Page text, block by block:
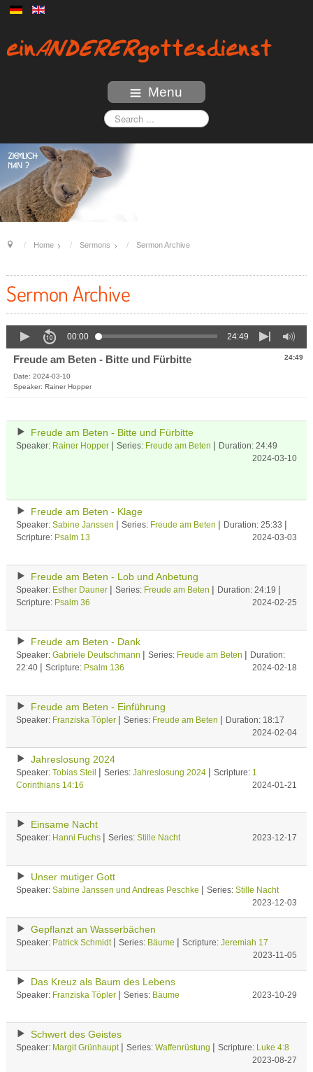
Menu
Home Sermons Sermon Archive
Sermon Archive
00:00 24:49
24:49
Freude am Beten - Bitte und Fürbitte
Date: 2024-03-10
Speaker: Rainer Hopper
Freude am Beten - Bitte und Fürbitte
Speaker: Rainer Hopper Series: Freude am Beten
Duration: 24:49
2024-03-10
Freude am Beten - Klage
Speaker: Sabine Janssen Series: Freude am Beten Duration: 25:33
Scripture: Psalm 13 2024-03-03
Freude am Beten - Lob und Anbetung
Speaker: Esther Dauner Series: Freude am Beten Duration: 24:19
Scripture: Psalm 36 2024-02-25
Freude am Beten - Dank
Speaker: Gabriele Deutschmann Series: Freude am Beten
Duration:
22:40
Scripture: Psalm 136 2024-02-18
Freude am Beten - Einführung
Speaker: Franziska Töpler Series: Freude am Beten
Duration: 18:17
2024-02-04
Jahreslosung 2024
Speaker: Tobias Steil Series: Jahreslosung 2024 Scripture: 1
Corinthians 14:16
2024-01-21
Einsame Nacht
Speaker: Hanni Fuchs Series: Stille Nacht 2023-12-17
Unser mutiger Gott
Speaker: Sabine Janssen und Andreas Peschke Series: Stille Nacht
2023-12-03
Gepflanzt an Wasserbächen
Speaker: Patrick Schmidt Series: Bäume Scripture: Jeremiah 17
2023-11-05
Das Kreuz als Baum des Lebens
Speaker: Franziska Töpler Series: Bäume 2023-10-29
Schwert des Geistes
Speaker: Margit Grünhaupt Series: Waffenrüstung Scripture:
Luke 4:8
2023-08-27